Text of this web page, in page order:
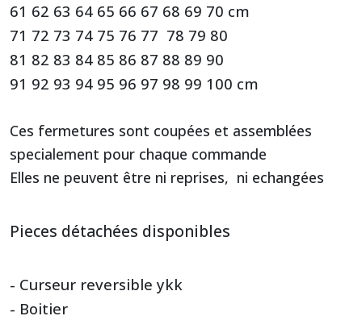
61 62 63 64 65 66 67 68 69 70 cm
71 72 73 74 75 76 77 78 79 80
81 82 83 84 85 86 87 88 89 90
91 92 93 94 95 96 97 98 99 100 cm
Ces fermetures sont coupées et assemblées
specialement pour chaque commande
Elles ne peuvent être ni reprises, ni echangées
Pieces détachées disponibles
- Curseur reversible ykk
- Boitier